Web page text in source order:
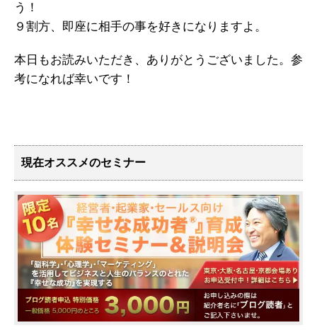
う！
９割方、即座に相手の事を好きになりますよ。
本日もお読みいただき、ありがとうございました。参
考になれば幸いです！
現在オススメのセミナー